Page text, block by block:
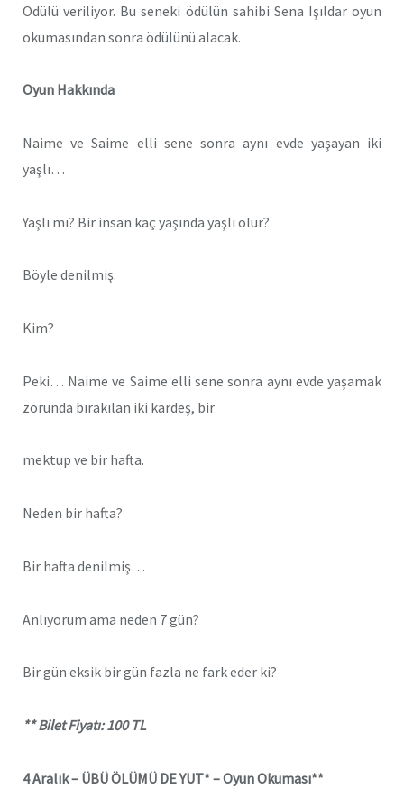
Ödülü veriliyor. Bu seneki ödülün sahibi Sena Işıldar oyun
okumasından sonra ödülünü alacak.
Oyun Hakkında
Naime ve Saime elli sene sonra aynı evde yaşayan iki
yaşlı…
Yaşlı mı? Bir insan kaç yaşında yaşlı olur?
Böyle denilmiş.
Kim?
Peki… Naime ve Saime elli sene sonra aynı evde yaşamak
zorunda bırakılan iki kardeş, bir
mektup ve bir hafta.
Neden bir hafta?
Bir hafta denilmiş…
Anlıyorum ama neden 7 gün?
Bir gün eksik bir gün fazla ne fark eder ki?
** Bilet Fiyatı: 100 TL
4 Aralık – ÜBÜ ÖLÜMÜ DE YUT* – Oyun Okuması**